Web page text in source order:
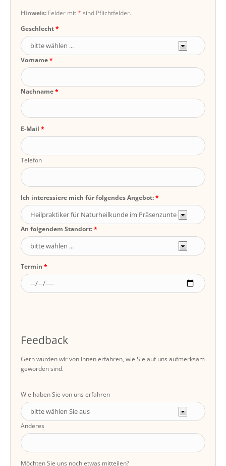
Hinweis: Felder mit* sind Pflichtfelder.
Geschlecht
Vorname
Nachname
E-Mail
Telefon
Ich interessiere mich für folgendes Angebot:
An folgendem Standort:
Termin
Feedback
Gern würden wir von Ihnen erfahren, wie Sie auf uns aufmerksam
geworden sind.
Wie haben Sie von uns erfahren
Anderes
Möchten Sie uns noch etwas mitteilen?